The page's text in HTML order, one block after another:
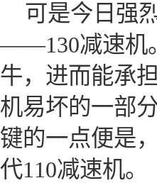
可是今日强
——130减速机
牛，进而能承
机易坏的一部
键的一点便是
代110减速机。